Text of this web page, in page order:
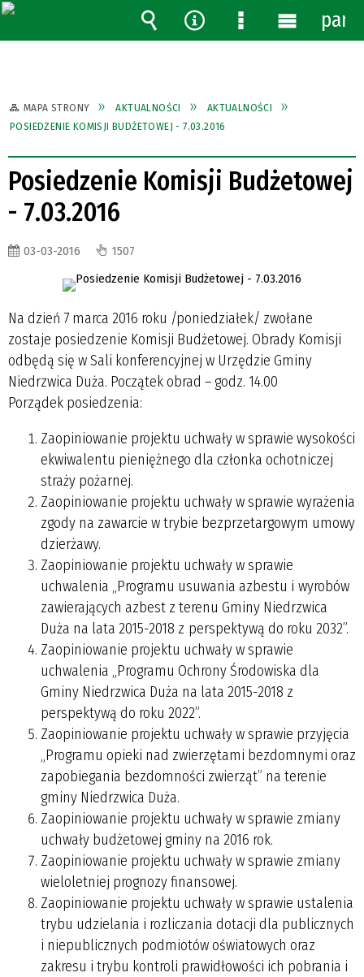
MAPA STRONY AKTUALNOŚCI
AKTUALNOŚCI
POSIEDZENIE KOMISJI BUDŻETOWEJ - 7.03.2016
Posiedzenie Komisji Budżetowej
- 7.03.2016
03-03-2016 1507
Na dzień 7 marca 2016 roku /poniedziałek/ zwołane
zostaje posiedzenie Komisji Budżetowej. Obrady Komisji
odbędą się w Sali konferencyjnej w Urzędzie Gminy
Niedrzwica Duża. Początek obrad – godz. 14.00
Porządek posiedzenia:
Zaopiniowanie projektu uchwały w sprawie wysokości
ekwiwalentu pieniężnego dla członka ochotniczej
straży pożarnej.
Zaopiniowanie projektu uchwały w sprawie wyrażenia
zgody na zawarcie w trybie bezprzetargowym umowy
dzierżawy.
Zaopiniowanie projektu uchwały w sprawie
uchwalenia „Programu usuwania azbestu i wyrobów
zawierających azbest z terenu Gminy Niedrzwica
Duża na lata 2015-2018 z perspektywą do roku 2032”.
Zaopiniowanie projektu uchwały w sprawie
uchwalenia „Programu Ochrony Środowiska dla
Gminy Niedrzwica Duża na lata 2015-2018 z
perspektywą do roku 2022”.
Zaopiniowanie projektu uchwały w sprawie przyjęcia
„Programu opieki nad zwierzętami bezdomnymi oraz
zapobiegania bezdomności zwierząt” na terenie
gminy Niedrzwica Duża.
Zaopiniowanie projektu uchwały w sprawie zmiany
uchwały budżetowej gminy na 2016 rok.
Zaopiniowanie projektu uchwały w sprawie zmiany
wieloletniej prognozy finansowej.
Zaopiniowanie projektu uchwały w sprawie ustalenia
trybu udzielania i rozliczania dotacji dla publicznych
i niepublicznych podmiotów oświatowych oraz
zakresu i trybu kontroli prawidłowości ich pobrania i
Wyszukiwarka
Narzędzia
MenuMenu